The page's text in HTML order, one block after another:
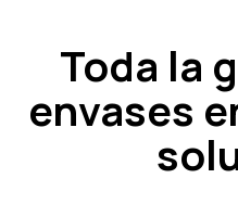
Toda la
envases